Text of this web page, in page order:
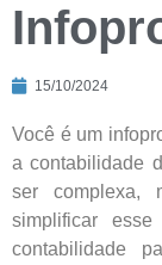
15/10/2024
Você é um
a contabilidade
ser complexa,
simplificar
contabilidade